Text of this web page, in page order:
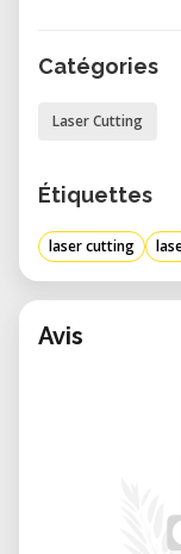
Catégories
Laser Cutting
Étiquettes
laser cutting
Avis